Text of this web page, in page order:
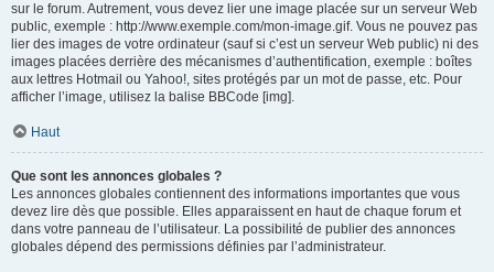
sur le forum. Autrement, vous devez lier une image placée sur un serveur Web
public, exemple : http://www.exemple.com/mon-image.gif. Vous ne pouvez pas
lier des images de votre ordinateur (sauf si c’est un serveur Web public) ni des
images placées derrière des mécanismes d’authentification, exemple : boîtes
aux lettres Hotmail ou Yahoo!, sites protégés par un mot de passe, etc. Pour
afficher l’image, utilisez la balise BBCode [img].
Haut
Que sont les annonces globales ?
Les annonces globales contiennent des informations importantes que vous
devez lire dès que possible. Elles apparaissent en haut de chaque forum et
dans votre panneau de l’utilisateur. La possibilité de publier des annonces
globales dépend des permissions définies par l’administrateur.